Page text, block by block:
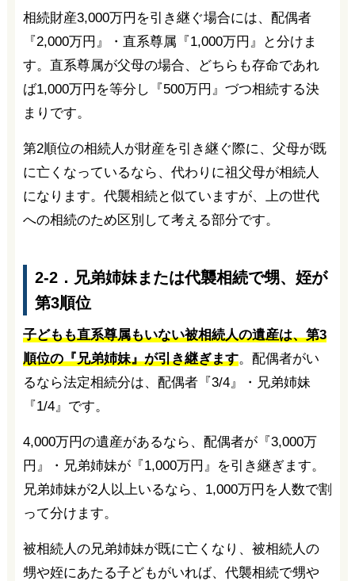
相続財産3,000万円を引き継ぐ場合には、配偶者
『2,000万円』・直系尊属『1,000万円』と分けま
す。直系尊属が父母の場合、どちらも存命であれ
ば1,000万円を等分し『500万円』づつ相続する決
まりです。
第2順位の相続人が財産を引き継ぐ際に、父母が既
に亡くなっているなら、代わりに祖父母が相続人
になります。代襲相続と似ていますが、上の世代
への相続のため区別して考える部分です。
2-2．兄弟姉妹または代襲相続で甥、姪が
第3順位
子どもも直系尊属もいない被相続人の遺産は、第3
順位の『兄弟姉妹』が引き継ぎます。配偶者がい
るなら法定相続分は、配偶者『3/4』・兄弟姉妹
『1/4』です。
4,000万円の遺産があるなら、配偶者が『3,000万
円』・兄弟姉妹が『1,000万円』を引き継ぎます。
兄弟姉妹が2人以上いるなら、1,000万円を人数で割
って分けます。
被相続人の兄弟姉妹が既に亡くなり、被相続人の
甥や姪にあたる子どもがいれば、代襲相続で甥や